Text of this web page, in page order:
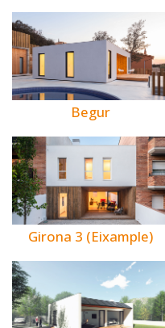
Begur
Girona 3 (Eixample)